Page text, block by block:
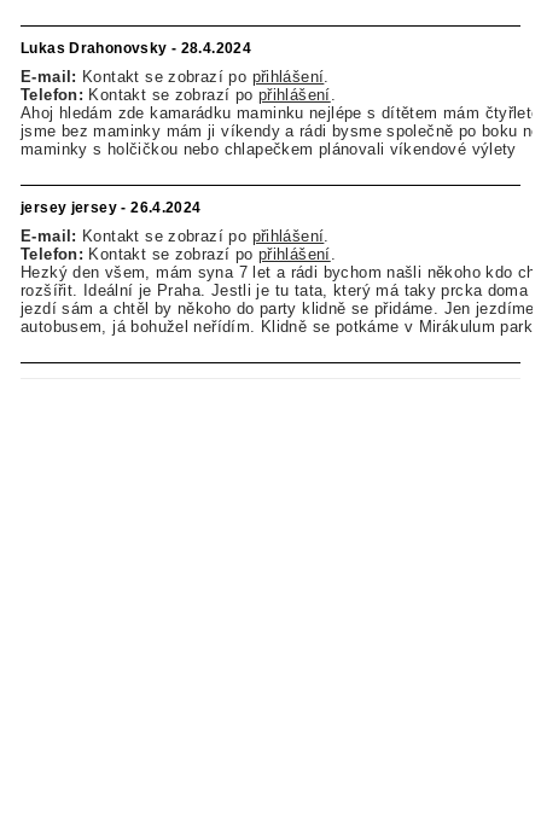
Lukas Drahonovsky - 28.4.2024
E-mail: Kontakt se zobrazí po přihlášení
Telefon: Kontakt se zobrazí po přihlášení
Ahoj hledám zde kamarádku maminku nejlépe s dítětem mám
jsme bez maminky mám ji víkendy a rádi bysme společně po boku
maminky s holčičkou nebo chlapečkem plánovali víkendové výlety
jersey jersey - 26.4.2024
E-mail: Kontakt se zobrazí po přihlášení
Telefon: Kontakt se zobrazí po přihlášení
Hezký den všem, mám syna 7 let a rádi bychom našli někoho kdo
rozšířit. Ideální je Praha. Jestli je tu tata, který má taky prcka doma
jezdí sám a chtěl by někoho do party klidně se přidáme. Jen jezdíme
autobusem, já bohužel neřídím. Klidně se potkáme v Mirákulum